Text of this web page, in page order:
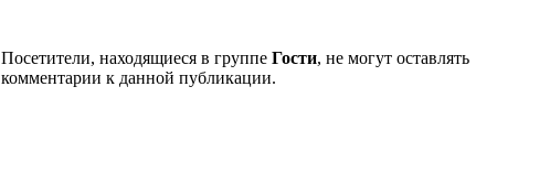
Посетители, находящиеся в группе Гости, не могут оставлять
комментарии к данной публикации.